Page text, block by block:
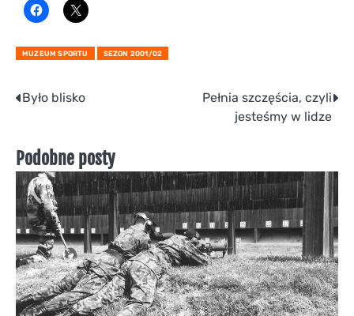
MUZEUM SPORTU SEZON 2001/02
Nawigacja
Było blisko
Pełnia szczęścia, czyli
jesteśmy w lidze
Podobne posty